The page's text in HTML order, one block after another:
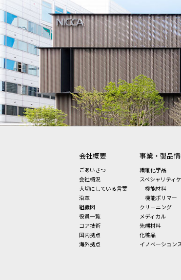
会社概要
ごあいさつ
会社概況
大切にしている言葉
沿革
組織図
役員一覧
コア技術
国内拠点
海外拠点
事業・製品
繊維化学品
スペシャリティ
機能材料
機能ポリマー
クリーニング
メディカル
先端材料
化粧品
イノベーション